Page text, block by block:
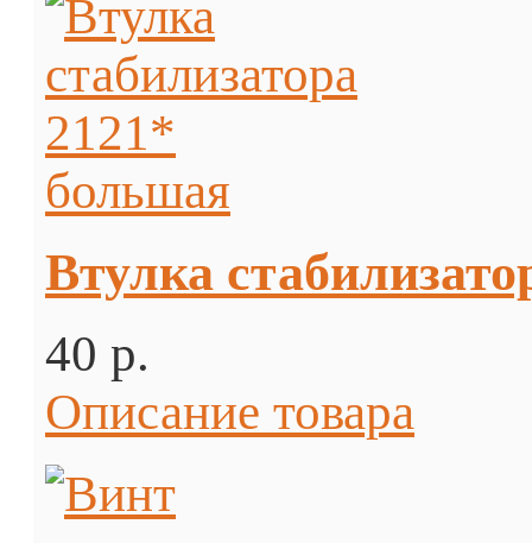
Втулка
40 p.
Описание товара